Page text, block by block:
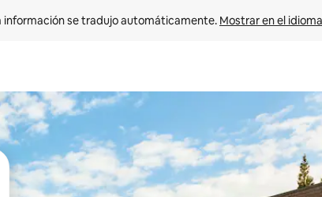
información se tradujo automáticamente. Mostrar en el